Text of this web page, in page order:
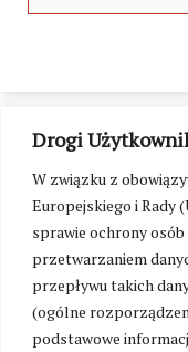
Drogi
W związku z
Europejskiego i Rady
sprawie ochrony
przetwarzaniem
przepływu takich
(ogólne
podstawowe